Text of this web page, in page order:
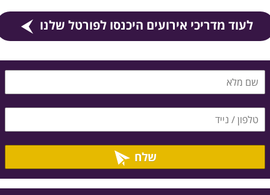
לעוד מדריכי אירועים היכנסו לפורטל שלנו
שלח